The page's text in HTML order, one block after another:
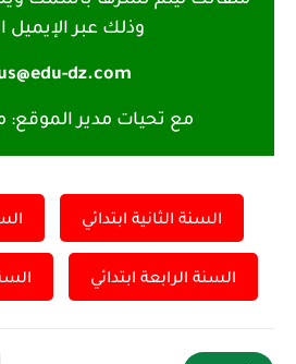
وذلك عبر الإيميل
dz.com
مع تحيات مدير
السنة الثانية ابتدائي
السنة الرابعة ابتدائي